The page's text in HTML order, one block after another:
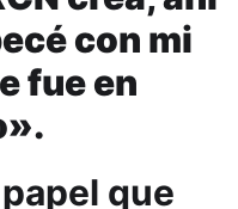
con mi
fue en
que